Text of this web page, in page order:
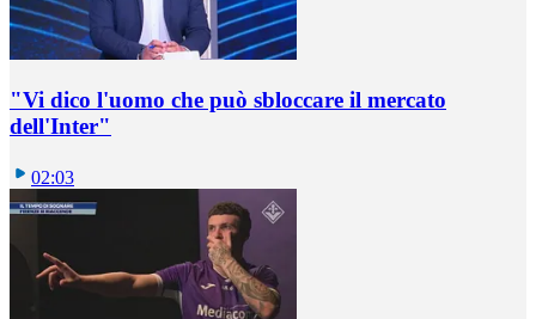
"Vi dico l'uomo che può sbloccare il mercato
dell'Inter"
02:03